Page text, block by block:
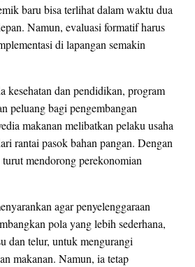
baru bisa terlihat dalam waktu dua
Namun, evaluasi formatif harus
di lapangan semakin
kesehatan dan pendidikan, program
peluang bagi pengembangan
makanan melibatkan pelaku usaha
rantai pasok bahan pangan. Dengan
mendorong perekonomian
agar penyelenggaraan
pola yang lebih sederhana,
dan telur, untuk mengurangi
makanan. Namun, ia tetap